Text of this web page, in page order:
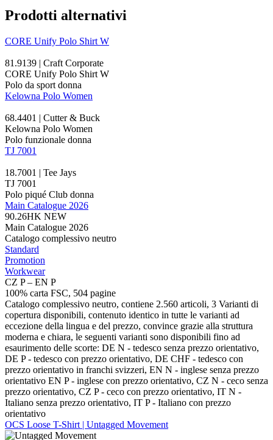
Prodotti alternativi
CORE Unify Polo Shirt W
81.9139 | Craft Corporate
CORE Unify Polo Shirt W
Polo da sport donna
Kelowna Polo Women
68.4401 | Cutter & Buck
Kelowna Polo Women
Polo funzionale donna
TJ 7001
18.7001 | Tee Jays
TJ 7001
Polo piqué Club donna
Main Catalogue 2026
90.26HK NEW
Main Catalogue 2026
Catalogo complessivo neutro
Standard
Promotion
Workwear
CZ P – EN P
100% carta FSC, 504 pagine
Catalogo complessivo neutro, contiene 2.560 articoli, 3 Varianti di
copertura disponibili, contenuto identico in tutte le varianti ad
eccezione della lingua e del prezzo, convince grazie alla struttura
moderna e chiara, le seguenti varianti sono disponibili fino ad
esaurimento delle scorte: DE N - tedesco senza prezzo orientativo,
DE P - tedesco con prezzo orientativo, DE CHF - tedesco con
prezzo orientativo in franchi svizzeri, EN N - inglese senza prezzo
orientativo EN P - inglese con prezzo orientativo, CZ N - ceco senza
prezzo orientativo, CZ P - ceco con prezzo orientativo, IT N -
Italiano senza prezzo orientativo, IT P - Italiano con prezzo
orientativo
OCS Loose T-Shirt | Untagged Movement